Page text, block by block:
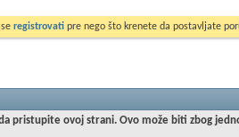
registrovati pre nego što krenete da postavljate
pristupite ovoj strani. Ovo može biti zbog